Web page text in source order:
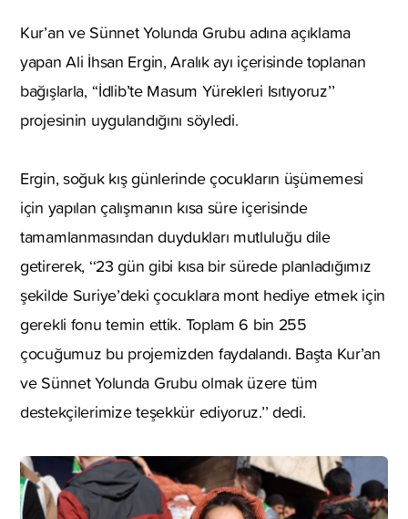
Kur’an ve Sünnet Yolunda Grubu adına açıklama
yapan Ali İhsan Ergin, Aralık ayı içerisinde toplanan
bağışlarla, ‘‘İdlib’te Masum Yürekleri Isıtıyoruz’’
projesinin uygulandığını söyledi.
Ergin, soğuk kış günlerinde çocukların üşümemesi
için yapılan çalışmanın kısa süre içerisinde
tamamlanmasından duydukları mutluluğu dile
getirerek, ‘‘23 gün gibi kısa bir sürede planladığımız
şekilde Suriye’deki çocuklara mont hediye etmek için
gerekli fonu temin ettik. Toplam 6 bin 255
çocuğumuz bu projemizden faydalandı. Başta Kur’an
ve Sünnet Yolunda Grubu olmak üzere tüm
destekçilerimize teşekkür ediyoruz.’’ dedi.